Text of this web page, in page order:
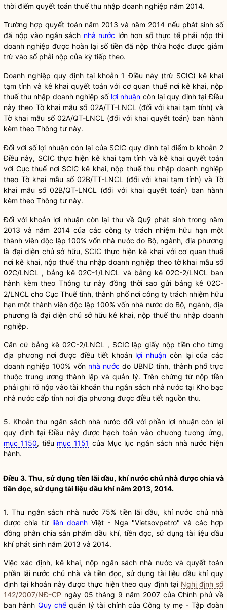
thời điểm quyết toán thuế thu nhập doanh nghiệp năm 2014.
Trường hợp quyết toán năm 2013 và năm 2014 nếu phát sinh số
đã nộp vào ngân sách nhà nước lớn hơn số thực tế phải nộp thì
doanh nghiệp được hoàn lại số tiền đã nộp thừa hoặc được giảm
trừ vào số phải nộp của kỳ tiếp theo.
Doanh nghiệp quy định tại khoản 1 Điều này (trừ SCIC) kê khai
tạm tính và kê khai quyết toán với cơ quan thuế nơi kê khai, nộp
thuế thu nhập doanh nghiệp số lợi nhuận còn lại quy định tại Điều
này theo Tờ khai mẫu số 02A/TT-LNCL (đối với khai tạm tính) và
Tờ khai mẫu số 02A/QT-LNCL (đối với khai quyết toán) ban hành
kèm theo Thông tư này.
Đối với số lợi nhuận còn lại của SCIC quy định tại điểm b khoản 2
Điều này, SCIC thực hiện kê khai tạm tính và kê khai quyết toán
với Cục thuế nơi SCIC kê khai, nộp thuế thu nhập doanh nghiệp
theo Tờ khai mẫu số 02B/TT-LNCL (đối với khai tạm tính) và Tờ
khai mẫu số 02B/QT-LNCL (đối với khai quyết toán) ban hành
kèm theo Thông tư này.
Đối với khoản lợi nhuận còn lại thu về Quỹ phát sinh trong năm
2013 và năm 2014 của các công ty trách nhiệm hữu hạn một
thành viên độc lập 100% vốn nhà nước do Bộ, ngành, địa phương
là đại diện chủ sở hữu, SCIC thực hiện kê khai với cơ quan thuế
nơi kê khai, nộp thuế thu nhập doanh nghiệp theo tờ khai mẫu số
02C/LNCL , bảng kê 02C-1/LNCL và bảng kê 02C-2/LNCL ban
hành kèm theo Thông tư này đồng thời sao gửi bảng kê 02C-
2/LNCL cho Cục Thuế tỉnh, thành phố nơi công ty trách nhiệm hữu
hạn một thành viên độc lập 100% vốn nhà nước do Bộ, ngành, địa
phương là đại diện chủ sở hữu kê khai, nộp thuế thu nhập doanh
nghiệp.
Căn cứ bảng kê 02C-2/LNCL , SCIC lập giấy nộp tiền cho từng
địa phương nơi được điều tiết khoản lợi nhuận còn lại của các
doanh nghiệp 100% vốn nhà nước do UBND tỉnh, thành phố trực
thuộc trung ương thành lập và quản lý. Trên chứng từ nộp tiền
phải ghi rõ nộp vào tài khoản thu ngân sách nhà nước tại Kho bạc
nhà nước cấp tỉnh nơi địa phương được điều tiết nguồn thu.
5. Khoản thu ngân sách nhà nước đối với phần lợi nhuậncòn lại
quy định tại Điều này được hạch toán vào chương tương ứng,
mục 1150, tiểu mục 1151 của Mục lục ngân sách nhà nước hiện
hành.
Điều 3. Thu, sử dụng tiền lãi dầu, khí nước chủ nhà được chia và
tiền đọc, sử dụng tài liệu dầu khí năm 2013, 2014.
1. Thu ngân sách nhà nước 75% tiền lãi dầu, khí nước chủ nhà
được chia từ liên doanh Việt - Nga "Vietsovpetro" và các hợp
đồng phân chia sản phẩm dầu khí, tiền đọc, sử dụng tài liệu dầu
khí phát sinh năm 2013 và 2014.
Việc xác định, kê khai, nộp ngân sách nhà nước và quyết toán
phần lãi nước chủ nhà và tiền đọc, sử dụng tài liệu dầu khí quy
định tại khoản này được thực hiện theo quy định tại Nghị định số
142/2007/NĐ-CP ngày 05 tháng 9 năm 2007 của Chính phủ về
ban hành Quy chếquản lý tài chính của Công ty mẹ - Tập đoàn